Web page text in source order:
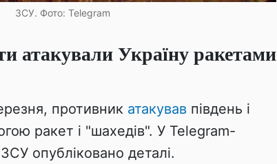
ЗСУ. Фото: Telegram
атакували Україну ракетами
противник атакував південь і
ракет і "шахедів". У Telegram-
опубліковано деталі.